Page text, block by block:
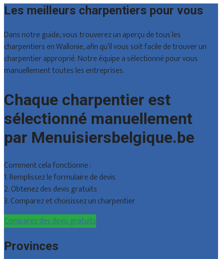
Les meilleurs charpentiers pour vous
Dans notre guide, vous trouverez un aperçu de tous les
charpentiers en Wallonie, afin qu’il vous soit facile de trouver un
charpentier approprié. Notre équipe a sélectionné pour vous
manuellement toutes les entreprises.
Chaque charpentier est
sélectionné manuellement
par Menuisiersbelgique.be
Comment cela fonctionne :
1. Remplissez le formulaire de devis
2. Obtenez des devis gratuits
3. Comparez et choisissez un charpentier
Comparez des devis gratuits
Provinces